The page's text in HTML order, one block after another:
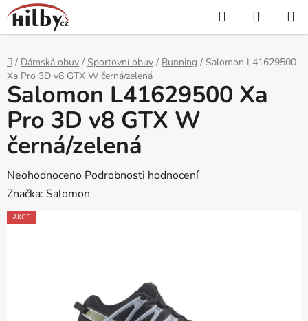
Přejít
na
obsah
Hledat
KOŠÍK
Domů
/ Dámská obuv / Sportovní obuv / Running / Salomon L41629500
Xa Pro 3D v8 GTX W černá/zelená
Salomon L41629500 Xa
Pro 3D v8 GTX W
černá/zelená
Průměrné
hodnocení
produktu
Neohodnoceno Podrobnosti hodnocení
Značka: Salomon
AKCE